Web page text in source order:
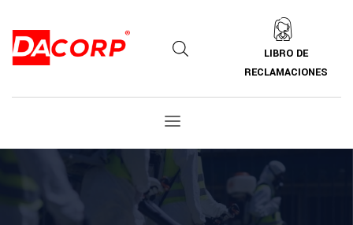
LIBRO DE
RECLAMACIONES